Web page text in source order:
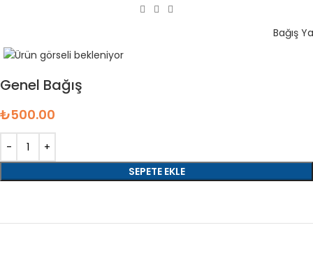
Bağış
Genel Bağış
₺500.00
SEPETE EKLE